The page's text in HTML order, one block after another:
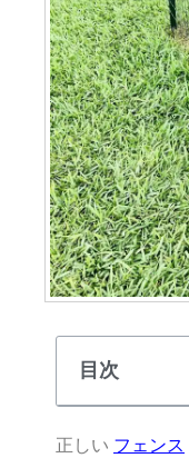
目次
正しい フェンス